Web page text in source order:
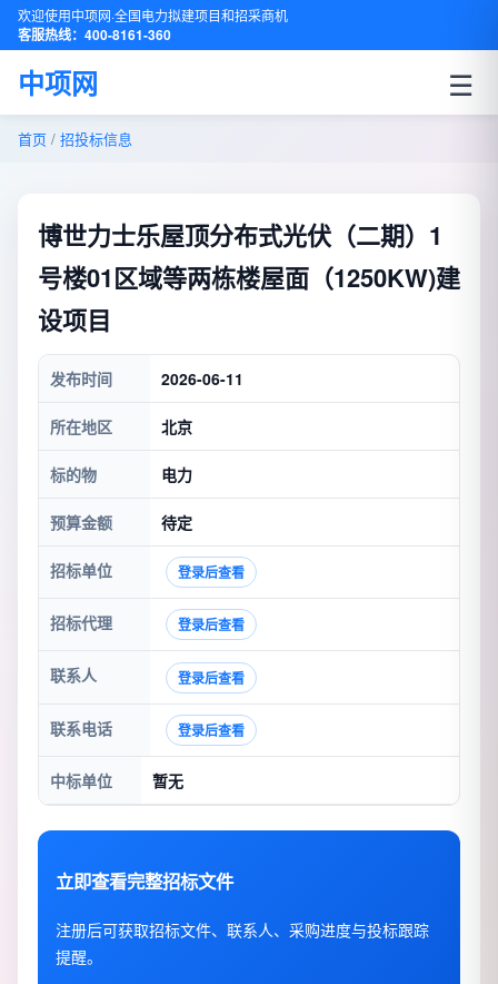
欢迎使用中项网·全国电力拟建项目和招采商机
客服热线：400-8161-360
中项网 ☰
首页 / 招投标信息
博世力士乐屋顶分布式光伏（二期）1
号楼01区域等两栋楼屋面（1250KW)建
设项目
发布时间 2026-06-11
所在地区 北京
标的物 电力
预算金额 待定
招标单位 登录后查看
招标代理 登录后查看
联系人 登录后查看
联系电话 登录后查看
中标单位 暂无
立即查看完整招标文件
注册后可获取招标文件、联系人、采购进度与投标跟踪
提醒。